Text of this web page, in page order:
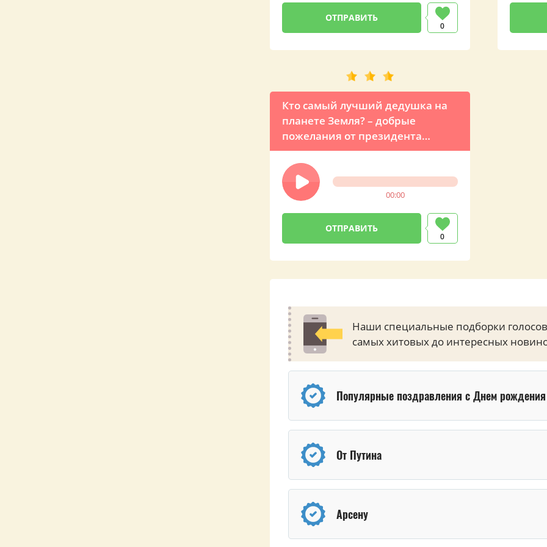
0
Кто самый лучший дедушка на
планете Земля? – добрые
пожелания от президента
России
00:00
0
Наши специальные подборки
самых хитовых до интересных
Популярные поздравления с Днем рождения
От Путина
Арсену